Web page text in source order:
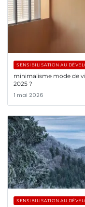
SENSIBILISATION AU
minimalisme mode de
2025 ?
1 mai 2026
SENSIBILISATION AU